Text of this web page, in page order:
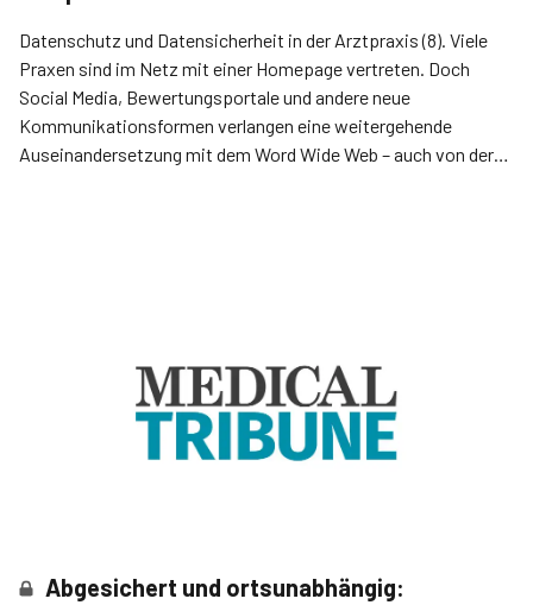
Datenschutz und Datensicherheit in der Arztpraxis (8). Viele
Praxen sind im Netz mit einer Homepage vertreten. Doch
Social Media, Bewertungsportale und andere neue
Kommunikationsformen verlangen eine weitergehende
Auseinandersetzung mit dem Word Wide Web – auch von der
Abgesichert und ortsunabhängig: